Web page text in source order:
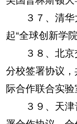
３７、清华
起“全球创新学院
３８、北京
分校签署协议
际合作联合实验
３９、天津